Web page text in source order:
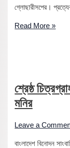
গ্লোছারীসপের।
Read More »
শ্রেষ্ঠ
মনির
Leave a
বাংলাদেশ বিনোদন